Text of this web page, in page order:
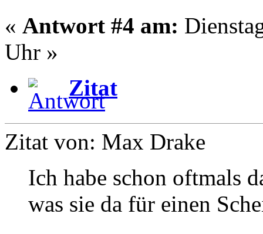
« Antwort #4 am:
Uhr »
Zitat
Zitat von: Max Drake
Ich habe schon oftmals
was sie da für einen